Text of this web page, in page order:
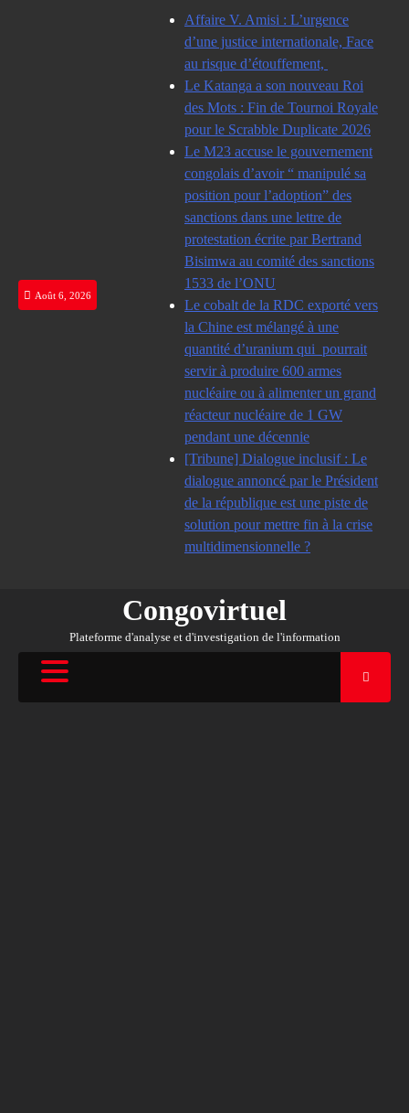
Août 6, 2026
Affaire V. Amisi : L’urgence
d’une justice internationale, Face
au risque d’étouffement,
Le Katanga a son nouveau Roi
des Mots : Fin de Tournoi Royale
pour le Scrabble Duplicate 2026
Le M23 accuse le gouvernement
congolais d’avoir “ manipulé sa
position pour l’adoption” des
sanctions dans une lettre de
protestation écrite par Bertrand
Bisimwa au comité des sanctions
1533 de l’ONU
Le cobalt de la RDC exporté vers
la Chine est mélangé à une
quantité d’uranium qui pourrait
servir à produire 600 armes
nucléaire ou à alimenter un grand
réacteur nucléaire de 1 GW
pendant une décennie
[Tribune] Dialogue inclusif : Le
dialogue annoncé par le Président
de la république est une piste de
solution pour mettre fin à la crise
multidimensionnelle ?
Congovirtuel
Plateforme d'analyse et d'investigation de l'information